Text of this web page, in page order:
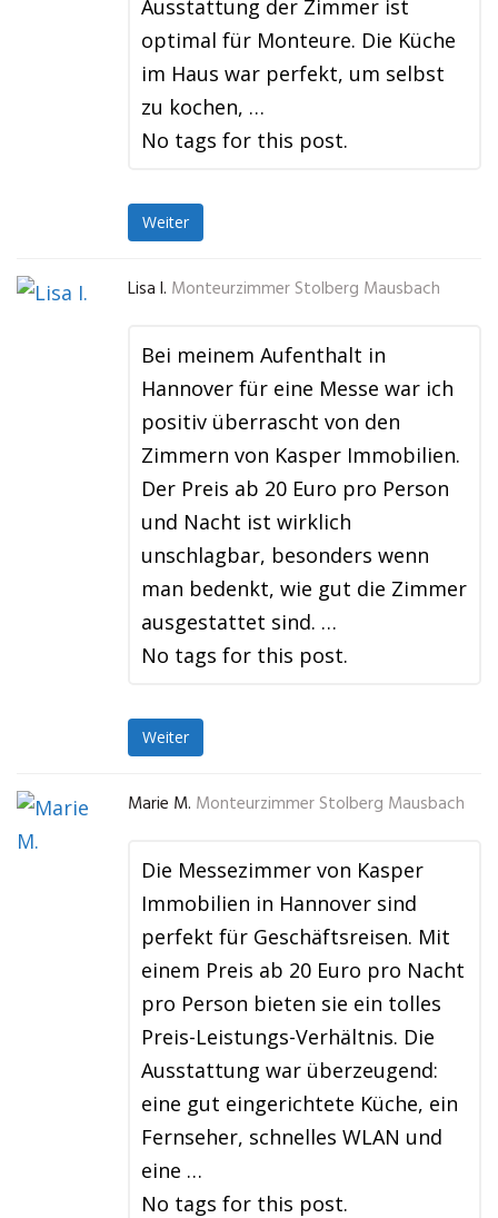
Ausstattung der Zimmer ist
optimal für Monteure. Die Küche
im Haus war perfekt, um selbst
zu kochen, …
No tags for this post.
Weiter
Lisa I. Monteurzimmer Stolberg Mausbach
Bei meinem Aufenthalt in
Hannover für eine Messe war ich
positiv überrascht von den
Zimmern von Kasper Immobilien.
Der Preis ab 20 Euro pro Person
und Nacht ist wirklich
unschlagbar, besonders wenn
man bedenkt, wie gut die Zimmer
ausgestattet sind. …
No tags for this post.
Weiter
Marie M. Monteurzimmer Stolberg Mausbach
Die Messezimmer von Kasper
Immobilien in Hannover sind
perfekt für Geschäftsreisen. Mit
einem Preis ab 20 Euro pro Nacht
pro Person bieten sie ein tolles
Preis-Leistungs-Verhältnis. Die
Ausstattung war überzeugend:
eine gut eingerichtete Küche, ein
Fernseher, schnelles WLAN und
eine …
No tags for this post.